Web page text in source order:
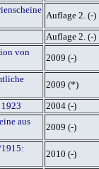
Auflage 2. (-)
Auflage 2. (-)
von
2009 (-)
2009 (*)
2004 (-)
aus
2009 (-)
2010 (-)